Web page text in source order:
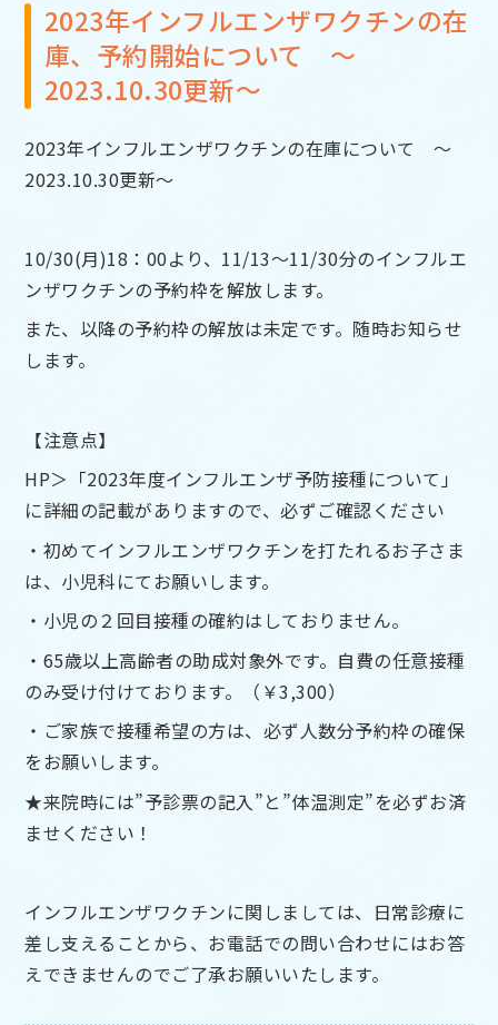
2023年インフルエンザワクチンの在
庫、予約開始について ～
2023.10.30更新～
2023年インフルエンザワクチンの在庫について ～
2023.10.30更新～
10/30(月)18：00より、11/13～11/30分のインフルエ
ンザワクチンの予約枠を解放します。
また、以降の予約枠の解放は未定です。随時お知らせ
します。
【注意点】
HP＞「2023年度インフルエンザ予防接種について」
に詳細の記載がありますので、必ずご確認ください
・初めてインフルエンザワクチンを打たれるお子さま
は、小児科にてお願いします。
・小児の２回目接種の確約はしておりません。
・65歳以上高齢者の助成対象外です。自費の任意接種
のみ受け付けております。（￥3,300）
・ご家族で接種希望の方は、必ず人数分予約枠の確保
をお願いします。
★来院時には”予診票の記入”と”体温測定”を必ずお済
ませください！
インフルエンザワクチンに関しましては、日常診療に
差し支えることから、お電話での問い合わせにはお答
えできませんのでご了承お願いいたします。